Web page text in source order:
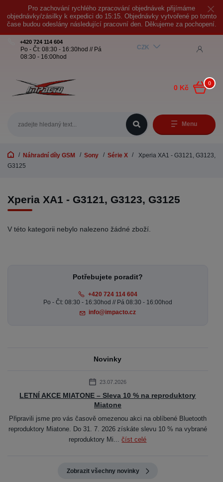
Pro zachování rychlého zpracování objednávek přijímáme
objednávky/zásilky k expedici do 15:15. Objednávky vytvořené po tomto
čase budou odeslány následující pracovní den. Děkujeme za pochopení.
Menu
CZK
+420 724 114 604
Po - Čt: 08:30 - 16:30hod // Pá
08:30 - 16:00hod
0
0 Kč
Náhradní díly GSM Sony Série X
Xperia XA1 - G3121, G3123,
G3125
Xperia XA1 - G3121, G3123, G3125
V této kategorii nebylo nalezeno žádné zboží.
Potřebujete poradit?
+420 724 114 604
Po - Čt: 08:30 - 16:30hod // Pá 08:30 - 16:00hod
info@impacto.cz
Novinky
23.07.2026
LETNÍ AKCE MIATONE – Sleva 10 % na reproduktory
Miatone
Připravili jsme pro vás časově omezenou akci na oblíbené Bluetooth
reproduktory Miatone. Do 31. 7. 2026 získáte slevu 10 % na vybrané
reproduktory Mi...číst celé
Zobrazit všechny novinky